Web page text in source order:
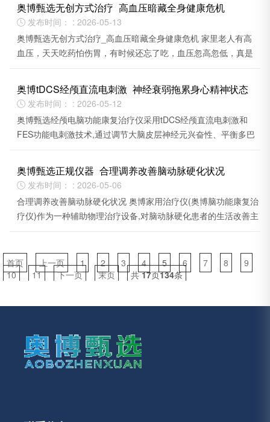
奥博甄选无创方式治疗_高血压暗藏全身健康危机
 发布时间： : 2026-05-13
奥博甄选无创方式治疗_高血压暗藏全身健康危机 家里老人有高
血压，天天吃药怕伤胃，有时候还忘了吃，血压忽高忽低，真是
奥博tDCS经颅直流电刺激_神经衰弱拖累身心精神状态
 发布时间： : 2026-05-12
奥博甄选经颅电脑功能康复治疗仪采用tDCS经颅直流电刺激和
FES功能电刺激技术,通过调节大脑皮层神经元兴奋性、平衡多巴
奥博甄选正规仪器_合理调养改善脑动脉硬化状况
 发布时间： : 2026-05-06
合理调养改善脑动脉硬化状况 奥博家用治疗仪(奥博脑功能康复治
疗仪)作为一种辅助物理治疗设备,对脑动脉硬化患者的生活改善主
首页 上一页 1 2 3 4 5 6 7 8
9
10
11 下一页 末页 共17页134条